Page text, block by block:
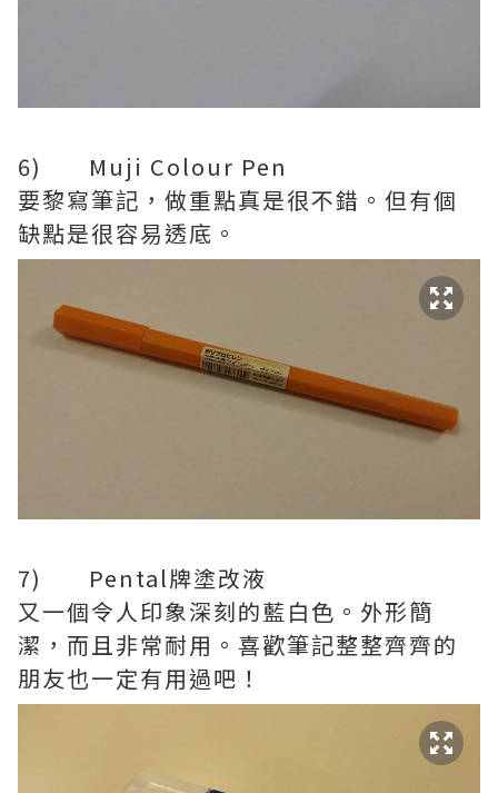
6) Muji Colour Pen
要黎寫筆記，做重點真是很不錯。但有個
缺點是很容易透底。
7) Pental牌塗改液
又一個令人印象深刻的藍白色。外形簡
潔，而且非常耐用。喜歡筆記整整齊齊的
朋友也一定有用過吧！